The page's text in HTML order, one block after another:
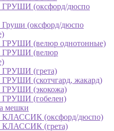
ГРУШИ (оксфорд/дюспо
(оксфорд/дюспо
ГРУШИ (велюр однотонные)
ГРУШИ (велюр
ГРУШИ (грета)
(скотчгард, жакард)
ГРУШИ (экокожа)
ГРУШИ (гобелен)
мешки
КЛАССИК (оксфорд/дюспо)
КЛАССИК (грета)